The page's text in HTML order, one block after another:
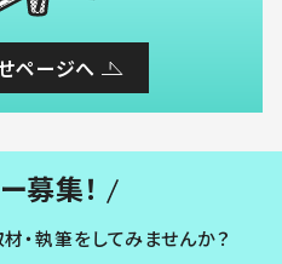
ページへ
募集！
・執筆をしてみませんか？